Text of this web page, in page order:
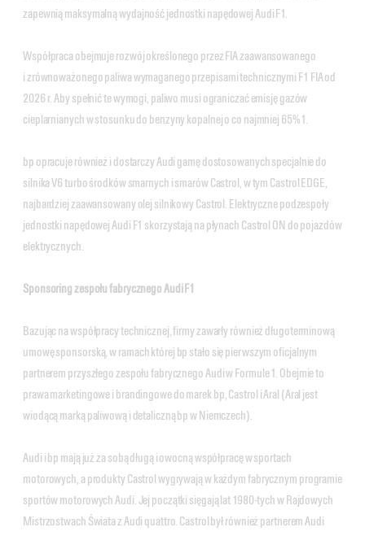
zapewnią maksymalną wydajność jednostki napędowej Audi F1.
Współpraca obejmuje rozwój określonego przez FIA zaawansowanego
i zrównoważonego paliwa wymaganego przepisami technicznymi F1 FIA od
2026 r. Aby spełnić te wymogi, paliwo musi ograniczać emisję gazów
cieplarnianych w stosunku do benzyny kopalnej o co najmniej 65%1.
bp opracuje również i dostarczy Audi gamę dostosowanych specjalnie do
silnika V6 turbo środków smarnych i smarów Castrol, w tym Castrol EDGE,
najbardziej zaawansowany olej silnikowy Castrol. Elektryczne podzespoły
jednostki napędowej Audi F1 skorzystają na płynach Castrol ON do pojazdów
elektrycznych.
Sponsoring zespołu fabrycznego Audi F1
Bazując na współpracy technicznej, firmy zawarły również długoterminową
umowę sponsorską, w ramach której bp stało się pierwszym oficjalnym
partnerem przyszłego zespołu fabrycznego Audi w Formule 1. Obejmie to
prawa marketingowe i brandingowe do marek bp, Castrol i Aral (Aral jest
wiodącą marką paliwową i detaliczną bp w Niemczech).
Audi i bp mają już za sobą długą i owocną współpracę w sportach
motorowych, a produkty Castrol wygrywają w każdym fabrycznym programie
sportów motorowych Audi. Jej początki sięgają lat 1980-tych w Rajdowych
Mistrzostwach Świata z Audi quattro. Castrol był również partnerem Audi